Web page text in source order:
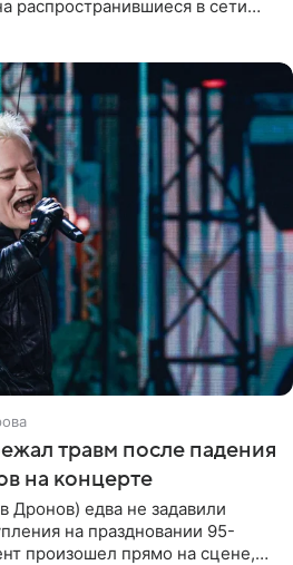
распространившиеся в сети
травм после падения
на концерте
Дронов) едва не задавили
на праздновании 95-
произошел прямо на сцене,